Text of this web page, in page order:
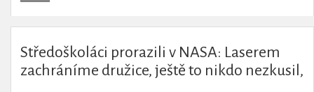
Středoškoláci prorazili v NASA: Laserem
zachráníme družice, ještě to nikdo nezkusil,